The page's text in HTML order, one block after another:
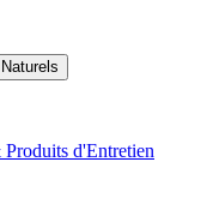
d'Entretien